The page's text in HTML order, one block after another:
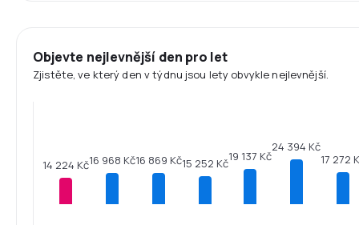
Objevte nejlevnější den pro let
Zjistěte, ve který den v týdnu jsou lety obvykle nejlevnější.
14 224 Kč16 968 Kč16 869 Kč15 252 Kč19 137 Kč
24 394 Kč
17 272